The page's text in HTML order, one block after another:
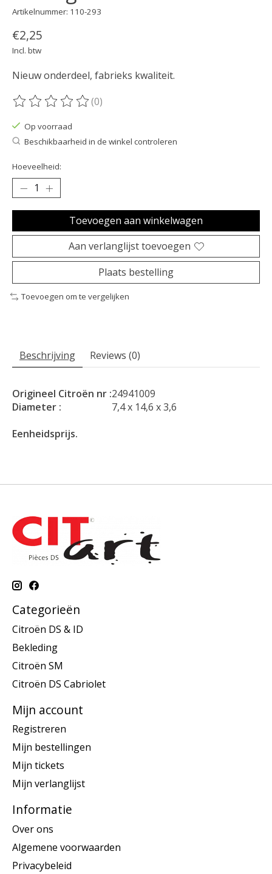
Artikelnummer: 110-293
€2,25
Incl. btw
Nieuw onderdeel, fabrieks kwaliteit.
De beoordeling van dit product is
(0)
Op voorraad
Beschikbaarheid in de winkel controleren
Hoeveelheid:
Toevoegen aan winkelwagen
Aan verlanglijst toevoegen
Plaats bestelling
Toevoegen om te vergelijken
Beschrijving Reviews (0)
Origineel Citroën nr :24941009
Diameter :
7,4 x 14,6 x 3,6
Eenheidsprijs.
Categorieën
Citroën DS & ID
Bekleding
Citroën SM
Citroën DS Cabriolet
Mijn account
Registreren
Mijn bestellingen
Mijn tickets
Mijn verlanglijst
Informatie
Over ons
Algemene voorwaarden
Privacybeleid